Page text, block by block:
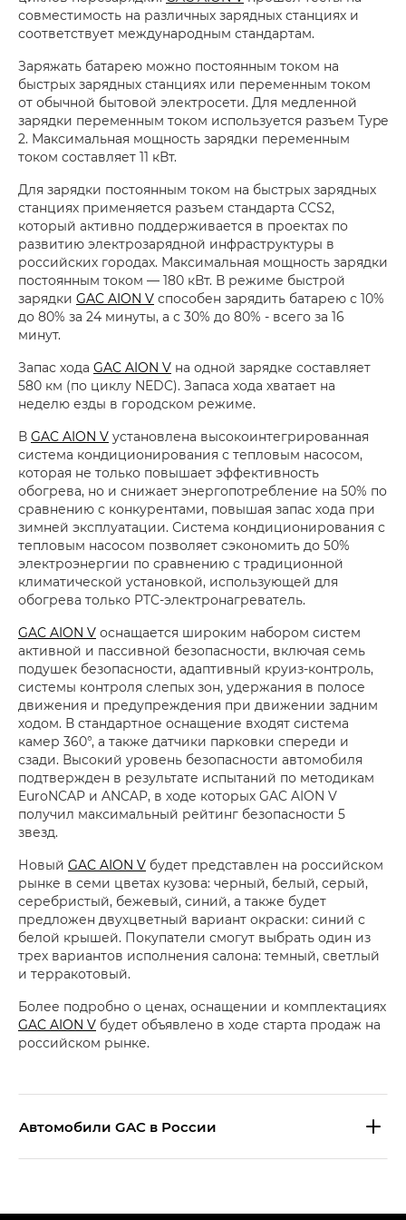
совместимость на различных зарядных станциях и
соответствует международным стандартам.
Заряжать батарею можно постоянным током на
быстрых зарядных станциях или переменным током
от обычной бытовой электросети. Для медленной
зарядки переменным током используется разъем Type
2. Максимальная мощность зарядки переменным
током составляет 11 кВт.
Для зарядки постоянным током на быстрых зарядных
станциях применяется разъем стандарта CCS2,
который активно поддерживается в проектах по
развитию электрозарядной инфраструктуры в
российских городах. Максимальная мощность зарядки
постоянным током — 180 кВт. В режиме быстрой
зарядки GAC AION V способен зарядить батарею с 10%
до 80% за 24 минуты, а с 30% до 80% - всего за 16
минут.
Запас хода GAC AION V на одной зарядке составляет
580 км (по циклу NEDC). Запаса хода хватает на
неделю езды в городском режиме.
В GAC AION V установлена высокоинтегрированная
система кондиционирования с тепловым насосом,
которая не только повышает эффективность
обогрева, но и снижает энергопотребление на 50% по
сравнению с конкурентами, повышая запас хода при
зимней эксплуатации. Система кондиционирования с
тепловым насосом позволяет сэкономить до 50%
электроэнергии по сравнению с традиционной
климатической установкой, использующей для
обогрева только PTC-электронагреватель.
GAC AION V оснащается широким набором систем
активной и пассивной безопасности, включая семь
подушек безопасности, адаптивный круиз-контроль,
системы контроля слепых зон, удержания в полосе
движения и предупреждения при движении задним
ходом. В стандартное оснащение входят система
камер 360°, а также датчики парковки спереди и
сзади. Высокий уровень безопасности автомобиля
подтвержден в результате испытаний по методикам
EuroNCAP и ANCAP, в ходе которых GAC AION V
получил максимальный рейтинг безопасности 5
звезд.
Новый GAC AION V будет представлен на российском
рынке в семи цветах кузова: черный, белый, серый,
серебристый, бежевый, синий, а также будет
предложен двухцветный вариант окраски: синий с
белой крышей. Покупатели смогут выбрать один из
трех вариантов исполнения салона: темный, светлый
и терракотовый.
Более подробно о ценах, оснащении и комплектациях
GAC AION V будет объявлено в ходе старта продаж на
российском рынке.
Aвтомобили GAC в России
Эс Икс ПРЕМИУМ — SX PREMIUM